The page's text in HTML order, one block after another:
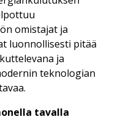
omistajat ja
luonnollisesti pitää
ja
teknologian
tavalla